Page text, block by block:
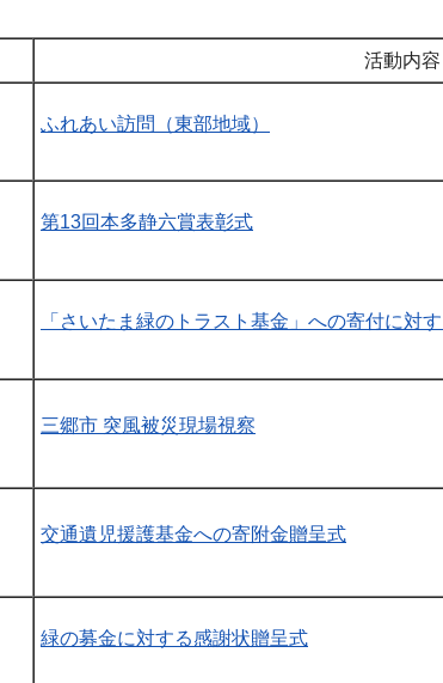
活動内容
ふれあい訪問（東部地域）
第13回本多静六賞表彰式
「さいたま緑のトラスト基金」への寄付に対
三郷市 突風被災現場視察
交通遺児援護基金への寄附金贈呈式
緑の募金に対する感謝状贈呈式